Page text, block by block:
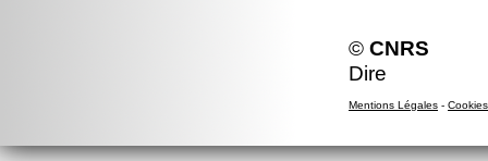
© CNRS
Dire
Mentions Légales - Cookies